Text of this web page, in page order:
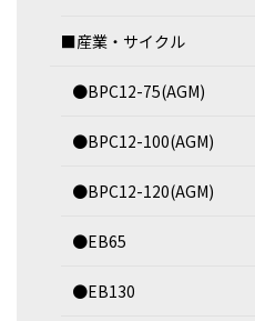
■産業・サイクル
●BPC12-75(AGM)
●BPC12-100(AGM)
●BPC12-120(AGM)
●EB65
●EB130